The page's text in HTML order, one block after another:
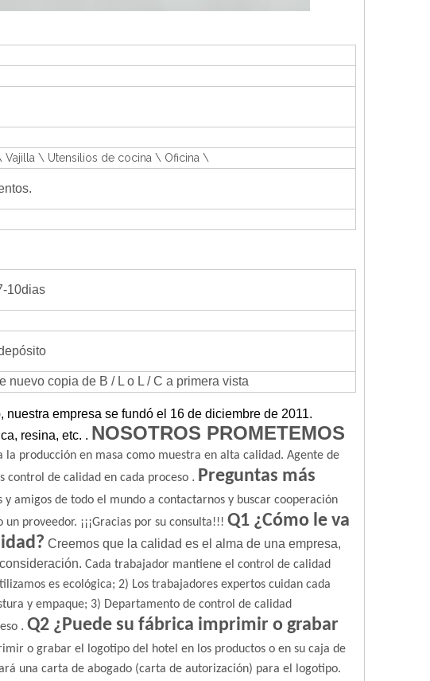
\ Utensilios de cocina \ Oficina \
10dias
nuevo copia de B / L o L / C a primera vista
empresa se fundó el 16 de diciembre de 2011.
resina, etc. . NOSOTROS PROMETEMOS
la producción en masa como muestra en alta calidad. Agente de
control de calidad en cada proceso . Preguntas más
y amigos de todo el mundo a contactarnos y buscar cooperación
un proveedor. ¡¡¡Gracias por su consulta!!! Q1 ¿Cómo le va
Creemos que la calidad es el alma de una empresa,
consideración. Cada trabajador mantiene el control de calidad
es ecológica; 2) Los trabajadores expertos cuidan cada
y empaque; 3) Departamento de control de calidad
. Q2 ¿Puede su fábrica imprimir o grabar
o grabar el logotipo del hotel en los productos o en su caja de
una carta de abogado (carta de autorización) para el logotipo.